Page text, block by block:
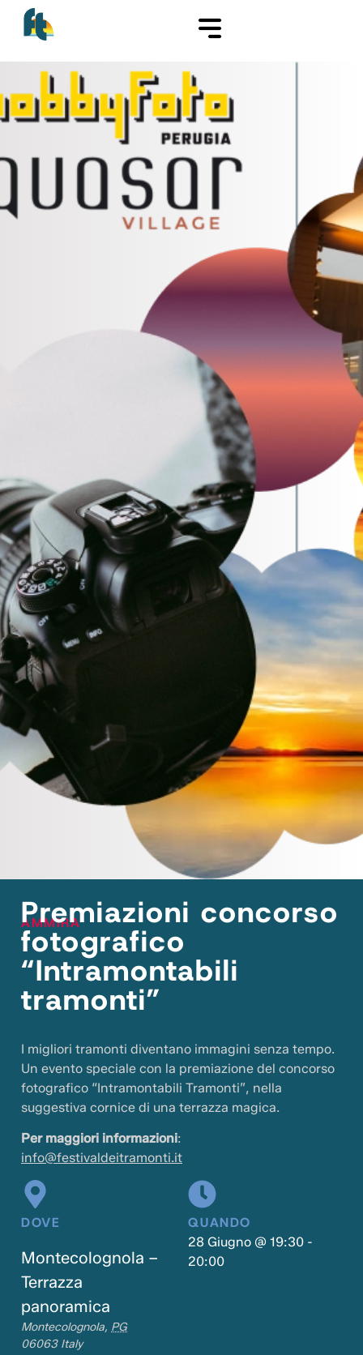
AMMIRA
Premiazioni concorso
fotografico
“Intramontabili
tramonti”
I migliori tramonti diventano immagini senza tempo.
Un evento speciale con la premiazione del concorso
fotografico “Intramontabili Tramonti”, nella
suggestiva cornice di una terrazza magica.
Per maggiori informazioni:
info@festivaldeitramonti.it
DOVE
Montecolognola –
Terrazza
panoramica
Montecolognola, PG
06063 Italy
QUANDO
28 Giugno @19:30 -
20:00